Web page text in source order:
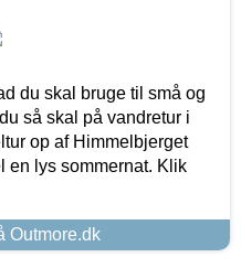
du skal bruge til små og
så skal på vandretur i
op af Himmelbjerget
en lys sommernat. Klik
Outmore.dk